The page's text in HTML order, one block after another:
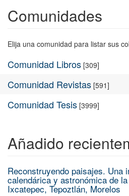
Comunidades
Elija una comunidad para listar sus
Comunidad Libros [309]
Comunidad Revistas [591]
Comunidad Tesis [3999]
Añadido
Reconstruyendo paisajes. Una
calendárica y astronómica de
Ixcatepec, Tepoztlán, Morelos